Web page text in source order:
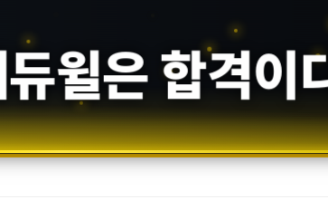
윌은 합격이